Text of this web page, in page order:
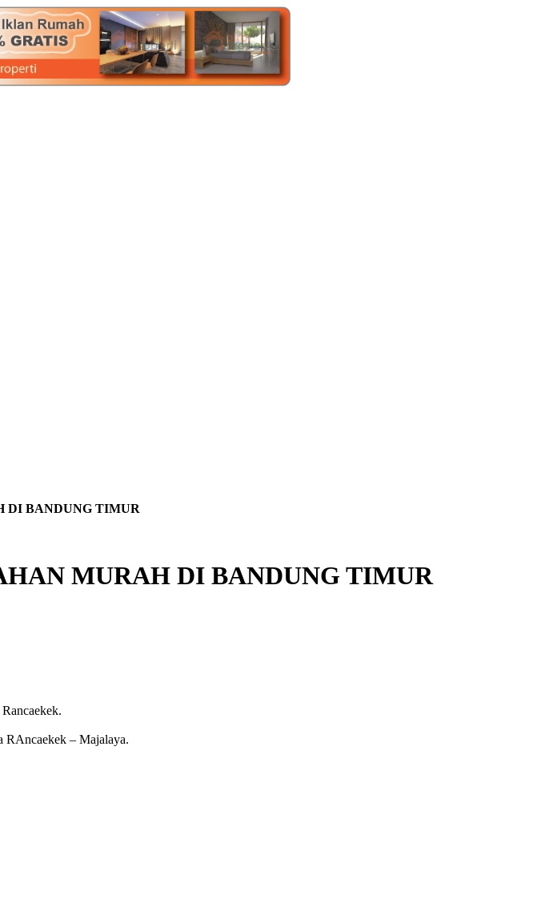
DI BANDUNG TIMUR
MURAH DI BANDUNG TIMUR
RAncaekek – Majalaya.